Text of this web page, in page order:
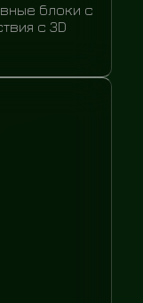
блоки с
с 3D